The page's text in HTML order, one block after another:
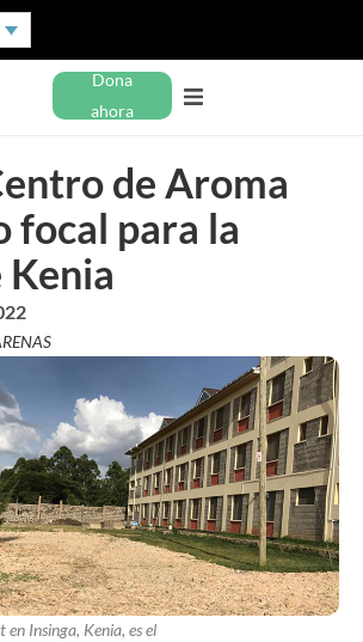
Dona
ahora
de Aroma
focal para la
Kenia
en Insinga, Kenia, es el